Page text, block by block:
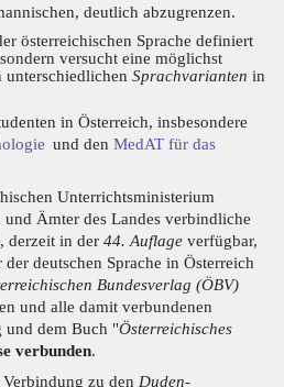
deutlich abzugrenzen.
österreichischen Sprache definiert
versucht eine möglichst
unterschiedlichen Sprachvarianten in
in Österreich, insbesondere
und den MedAT für das
Unterrichtsministerium
Ämter des Landes verbindliche
derzeit in der 44. Auflage verfügbar,
deutschen Sprache in Österreich
Bundesverlag (ÖBV)
und alle damit verbundenen
und dem Buch "Österreichisches
verbunden.
zu den Duden-